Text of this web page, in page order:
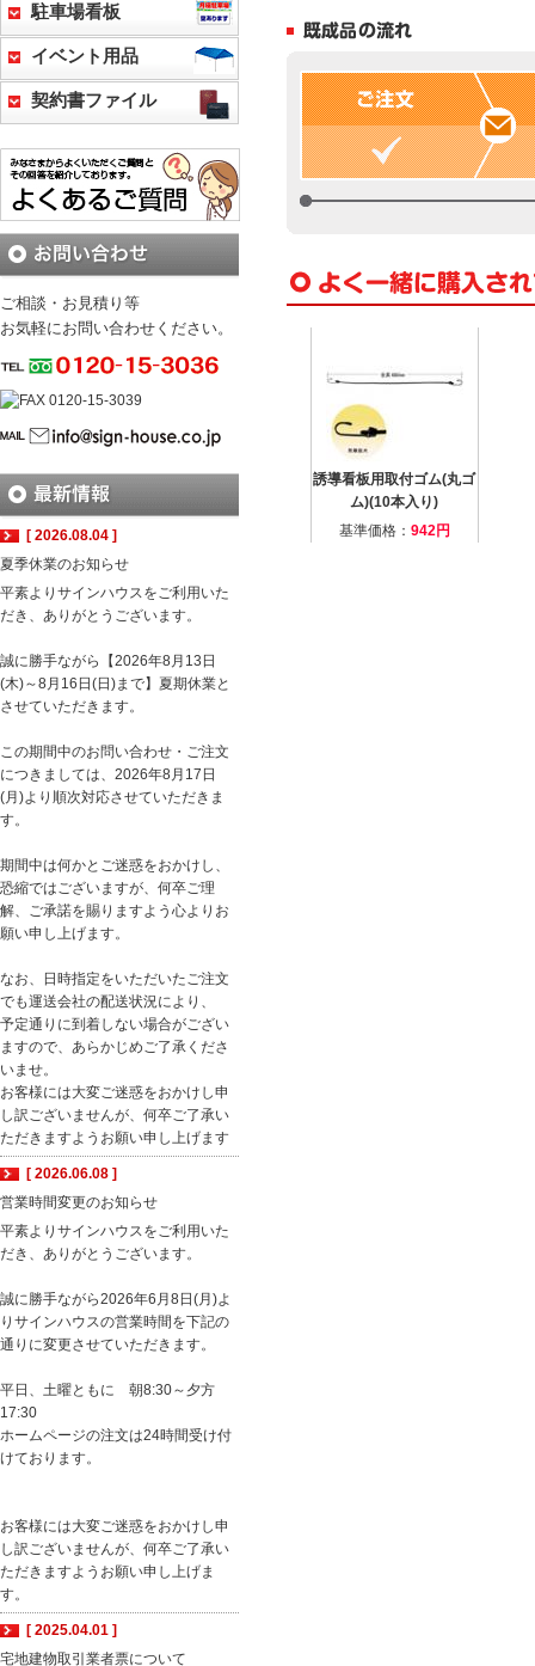
誘導看板用取付ゴム(丸ゴ
ム)(10本入り)
基準価格： 942円
駐車場看板
イベント用品
契約書ファイル
ご相談・お見積り等
お気軽にお問い合わせください。
[ 2026.08.04 ]
夏季休業のお知らせ
平素よりサインハウスをご利用いた
だき、ありがとうございます。
誠に勝手ながら【2026年8月13日
(木)～8月16日(日)まで】夏期休業と
させていただきます。
この期間中のお問い合わせ・ご注文
につきましては、2026年8月17日
(月)より順次対応させていただきま
す。
期間中は何かとご迷惑をおかけし、
恐縮ではございますが、何卒ご理
解、ご承諾を賜りますよう心よりお
願い申し上げます。
なお、日時指定をいただいたご注文
でも運送会社の配送状況により、
予定通りに到着しない場合がござい
ますので、あらかじめご了承くださ
いませ。
お客様には大変ご迷惑をおかけし申
し訳ございませんが、何卒ご了承い
ただきますようお願い申し上げます
[ 2026.06.08 ]
営業時間変更のお知らせ
平素よりサインハウスをご利用いた
だき、ありがとうございます。
誠に勝手ながら2026年6月8日(月)よ
りサインハウスの営業時間を下記の
通りに変更させていただきます。
平日、土曜ともに 朝8:30～夕方
17:30
ホームページの注文は24時間受け付
けております。
お客様には大変ご迷惑をおかけし申
し訳ございませんが、何卒ご了承い
ただきますようお願い申し上げま
す。
[ 2025.04.01 ]
宅地建物取引業者票について